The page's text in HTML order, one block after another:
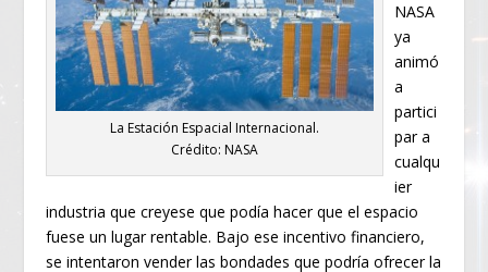
La Estación Espacial Internacional.
Crédito: NASA
NASA
ya
animó
a
partici
par a
cualqu
ier
industria que creyese que podía hacer que el espacio
fuese un lugar rentable. Bajo ese incentivo financiero,
se intentaron vender las bondades que podría ofrecer la